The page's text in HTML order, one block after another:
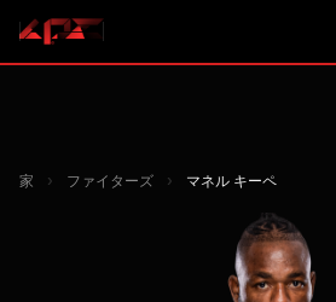
家 › ファイターズ › マネル キーペ